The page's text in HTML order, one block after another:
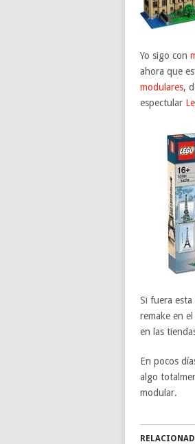
Yo sigo con
ahora que
modulares,
espectular
Si fuera
remake en
en las
En pocos
algo
modular.